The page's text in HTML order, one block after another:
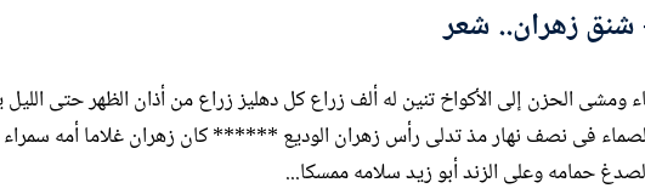
شنق زهران.. شعر
الحزن إلى الأكواخ تنين له ألف زراع كل دهليز زراع من أذان الظهر حتى الليل
نصف نهار كل هذي المحن الصماء فى نصف نهار مذ تدلى رأس زهران الوديع ****** كان
حمامه وعلى الزند أبو زيد سلامه ممسكا...